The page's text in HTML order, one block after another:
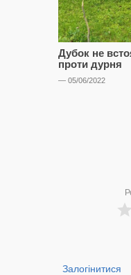
Дубок не
проти дурня
— 05/06/2022
Залогінитися